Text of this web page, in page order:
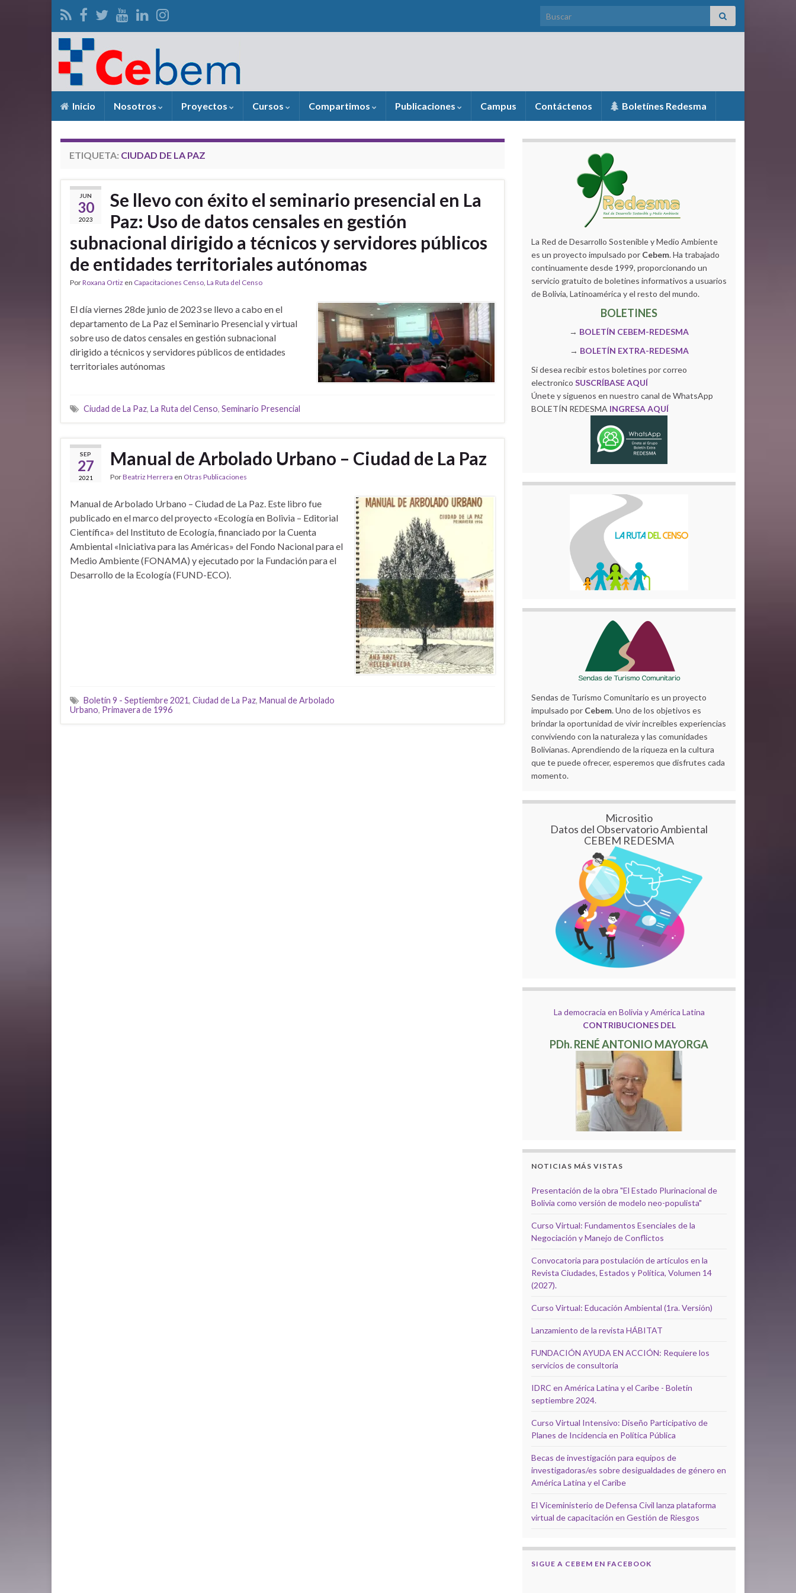
Search for:
Inicio Nosotros Proyectos Cursos Compartimos Publicaciones Campus Contáctenos Boletínes Redesma
ETIQUETA: CIUDAD DE LA PAZ
JUN
30
2023
Se llevo con éxito el seminario presencial en La
Paz: Uso de datos censales en gestión
subnacional dirigido a técnicos y servidores públicos
de entidades territoriales autónomas
PorRoxana Ortiz en Capacitaciones Censo, La Ruta del Censo
El día viernes 28de junio de 2023 se llevo a cabo en el
departamento de La Paz el Seminario Presencial y virtual
sobre uso de datos censales en gestión subnacional
dirigido a técnicos y servidores públicos de entidades
territoriales autónomas
Ciudad de La Paz, La Ruta del Censo, Seminario Presencial
SEP
27
2021
Manual de Arbolado Urbano – Ciudad de La Paz
PorBeatriz Herrera en Otras Publicaciones
Manual de Arbolado Urbano – Ciudad de La Paz. Este libro fue
publicado en el marco del proyecto «Ecología en Bolivia – Editorial
Científica» del Instituto de Ecología, financiado por la Cuenta
Ambiental «Iniciativa para las Américas» del Fondo Nacional para el
Medio Ambiente (FONAMA) y ejecutado por la Fundación para el
Desarrollo de la Ecología (FUND-ECO).
Boletín 9 - Septiembre 2021, Ciudad de La Paz, Manual de Arbolado
Urbano, Primavera de 1996
La Red de Desarrollo Sostenible y Medio Ambiente
es un proyecto impulsado por Cebem. Ha trabajado
continuamente desde 1999, proporcionando un
servicio gratuito de boletines informativos a usuarios
de Bolivia, Latinoamérica y el resto del mundo.
BOLETINES
→ BOLETÍN CEBEM-REDESMA
→ BOLETÍN EXTRA-REDESMA
Si desea recibir estos boletines por correo
electronico SUSCRÍBASE AQUÍ
Únete y siguenos en nuestro canal de WhatsApp
BOLETÍN REDESMA INGRESA AQUÍ
Sendas de Turismo Comunitario es un proyecto
impulsado por Cebem. Uno de los objetivos es
brindar la oportunidad de vivir increíbles experiencias
conviviendo con la naturaleza y las comunidades
Bolivianas. Aprendiendo de la riqueza en la cultura
que te puede ofrecer, esperemos que disfrutes cada
momento.
Micrositio
Datos del Observatorio Ambiental
CEBEM REDESMA
La democracia en Bolivia y América Latina
CONTRIBUCIONES DEL
PDh. RENÉ ANTONIO MAYORGA
NOTICIAS MÁS VISTAS
Presentación de la obra "El Estado Plurinacional de
Bolivia como versión de modelo neo-populista"
Curso Virtual: Fundamentos Esenciales de la
Negociación y Manejo de Conflictos
Convocatoria para postulación de artículos en la
Revista Ciudades, Estados y Política, Volumen 14
(2027).
Curso Virtual: Educación Ambiental (1ra. Versión)
Lanzamiento de la revista HÁBITAT
FUNDACIÓN AYUDA EN ACCIÓN: Requiere los
servicios de consultoría
IDRC en América Latina y el Caribe - Boletín
septiembre 2024.
Curso Virtual Intensivo: Diseño Participativo de
Planes de Incidencia en Política Pública
Becas de investigación para equipos de
investigadoras/es sobre desigualdades de género en
América Latina y el Caribe
El Viceministerio de Defensa Civil lanza plataforma
virtual de capacitación en Gestión de Riesgos
SIGUE A CEBEM EN FACEBOOK